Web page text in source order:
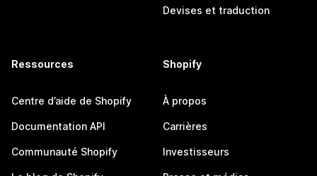
Devises et traduction
Ressources
Centre d’aide de Shopify
Documentation API
Communauté Shopify
Shopify
À propos
Carrières
Investisseurs